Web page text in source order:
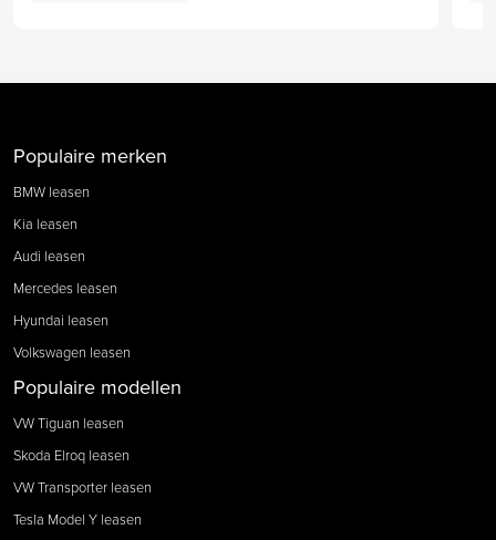
Populaire merken
BMW leasen
Kia leasen
Audi leasen
Mercedes leasen
Hyundai leasen
Volkswagen leasen
Populaire modellen
VW Tiguan leasen
Skoda Elroq leasen
VW Transporter leasen
Tesla Model Y leasen